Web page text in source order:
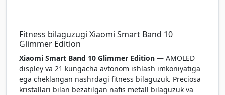
Fitness bilaguzugi Xiaomi Smart Band 10
Glimmer Edition
Xiaomi Smart Band 10 Glimmer Edition — AMOLED
displey va 21 kungacha avtonom ishlash imkoniyatiga
ega cheklangan nashrdagi fitness bilaguzuk. Preciosa
kristallari bilan bezatilgan nafis metall bilaguzuk va